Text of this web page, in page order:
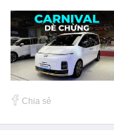
Chia sẻ